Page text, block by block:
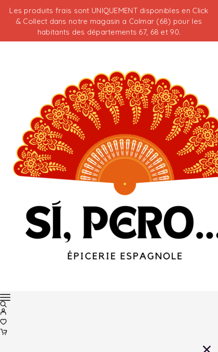
Les produits frais sont UNIQUEMENT disponibles en Click
& Collect dans notre magasin a Colmar (68) pour les
habitants des départements 67, 68 et 90.